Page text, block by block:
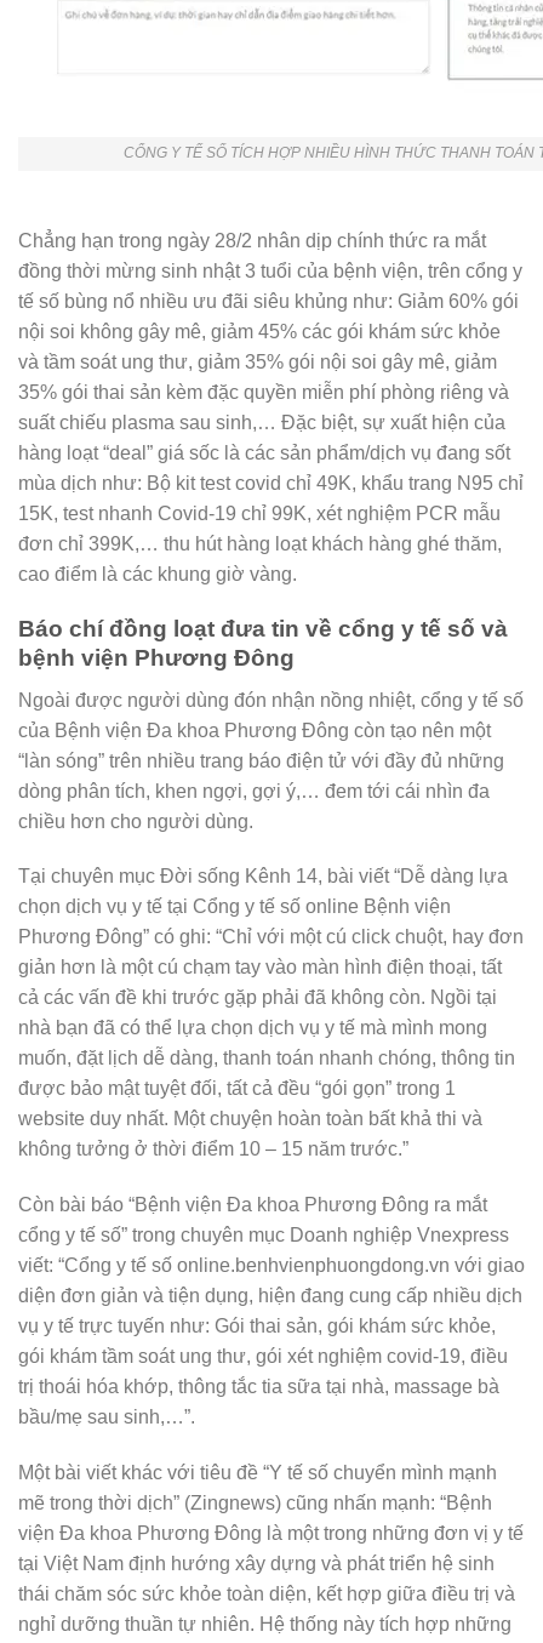
CỔNG Y TẾ SỐ TÍCH HỢP NHIỀU HÌNH THỨC THANH TOÁN
Chẳng hạn trong ngày 28/2 nhân dịp chính thức ra mắt
đồng thời mừng sinh nhật 3 tuổi của bệnh viện, trên cổng y
tế số bùng nổ nhiều ưu đãi siêu khủng như: Giảm 60% gói
nội soi không gây mê, giảm 45% các gói khám sức khỏe
và tầm soát ung thư, giảm 35% gói nội soi gây mê, giảm
35% gói thai sản kèm đặc quyền miễn phí phòng riêng và
suất chiếu plasma sau sinh,… Đặc biệt, sự xuất hiện của
hàng loạt “deal” giá sốc là các sản phẩm/dịch vụ đang sốt
mùa dịch như: Bộ kit test covid chỉ 49K, khẩu trang N95 chỉ
15K, test nhanh Covid-19 chỉ 99K, xét nghiệm PCR mẫu
đơn chỉ 399K,… thu hút hàng loạt khách hàng ghé thăm,
cao điểm là các khung giờ vàng.
Báo chí đồng loạt đưa tin về cổng y tế số và
bệnh viện Phương Đông
Ngoài được người dùng đón nhận nồng nhiệt, cổng y tế số
của Bệnh viện Đa khoa Phương Đông còn tạo nên một
“làn sóng” trên nhiều trang báo điện tử với đầy đủ những
dòng phân tích, khen ngợi, gợi ý,… đem tới cái nhìn đa
chiều hơn cho người dùng.
Tại chuyên mục Đời sống Kênh 14, bài viết “Dễ dàng lựa
chọn dịch vụ y tế tại Cổng y tế số online Bệnh viện
Phương Đông” có ghi: “Chỉ với một cú click chuột, hay đơn
giản hơn là một cú chạm tay vào màn hình điện thoại, tất
cả các vấn đề khi trước gặp phải đã không còn. Ngồi tại
nhà bạn đã có thể lựa chọn dịch vụ y tế mà mình mong
muốn, đặt lịch dễ dàng, thanh toán nhanh chóng, thông tin
được bảo mật tuyệt đối, tất cả đều “gói gọn” trong 1
website duy nhất. Một chuyện hoàn toàn bất khả thi và
không tưởng ở thời điểm 10 – 15 năm trước.”
Còn bài báo “Bệnh viện Đa khoa Phương Đông ra mắt
cổng y tế số” trong chuyên mục Doanh nghiệp Vnexpress
viết: “Cổng y tế số online.benhvienphuongdong.vn với giao
diện đơn giản và tiện dụng, hiện đang cung cấp nhiều dịch
vụ y tế trực tuyến như: Gói thai sản, gói khám sức khỏe,
gói khám tầm soát ung thư, gói xét nghiệm covid-19, điều
trị thoái hóa khớp, thông tắc tia sữa tại nhà, massage bà
bầu/mẹ sau sinh,…”.
Một bài viết khác với tiêu đề “Y tế số chuyển mình mạnh
mẽ trong thời dịch” (Zingnews) cũng nhấn mạnh: “Bệnh
viện Đa khoa Phương Đông là một trong những đơn vị y tế
tại Việt Nam định hướng xây dựng và phát triển hệ sinh
thái chăm sóc sức khỏe toàn diện, kết hợp giữa điều trị và
nghỉ dưỡng thuần tự nhiên. Hệ thống này tích hợp những